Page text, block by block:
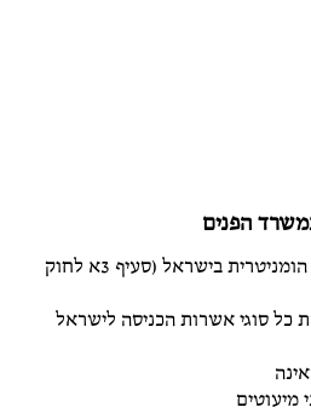
הפנים
הדרכים להשיג אשרת עבודה הומניטרית בישראל (סעיף 3א לחוק
כל סוגי אשרות הכניסה לישראל
מיעוטים